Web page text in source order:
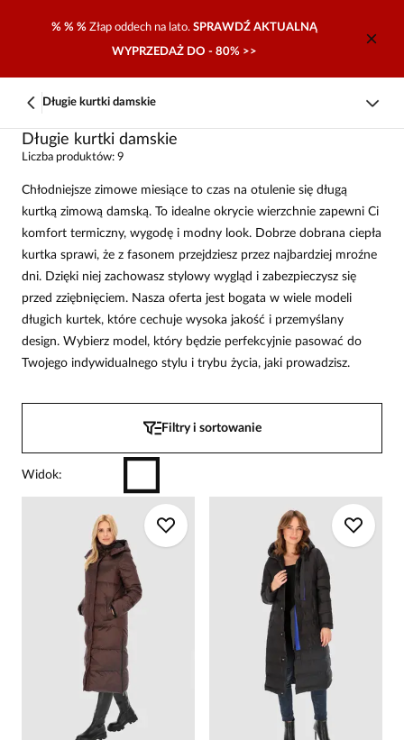
% % % Złap oddech na lato. SPRAWDŹ AKTUALNĄ
WYPRZEDAŻ DO - 80% >>
Długie kurtki damskie
Długie kurtki damskie
Liczba produktów: 9
Chłodniejsze zimowe miesiące to czas na otulenie się długą
kurtką zimową damską. To idealne okrycie wierzchnie zapewni Ci
komfort termiczny, wygodę i modny look. Dobrze dobrana ciepła
kurtka sprawi, że z fasonem przejdziesz przez najbardziej mroźne
dni. Dzięki niej zachowasz stylowy wygląd i zabezpieczysz się
przed zziębnięciem. Nasza oferta jest bogata w wiele modeli
długich kurtek, które cechuje wysoka jakość i przemyślany
design. Wybierz model, który będzie perfekcyjnie pasować do
Twojego indywidualnego stylu i trybu życia, jaki prowadzisz.
Filtry i sortowanie
Widok: